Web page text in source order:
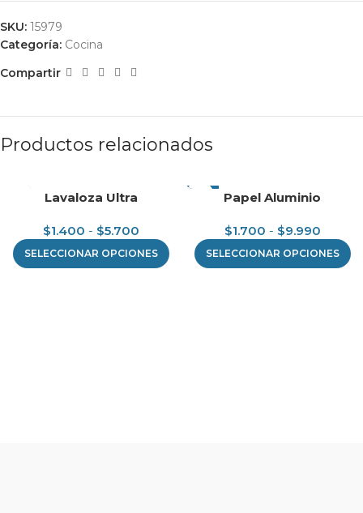
SKU: 15979
Categoría: Cocina
Compartir
Productos relacionados
Lavaloza Ultra
$1.400 - $5.700
SELECCIONAR OPCIONES
Papel Aluminio
$1.700 - $9.990
SELECCIONAR OPCIONES